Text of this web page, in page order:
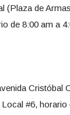
(Plaza de
de 8:00 am a
Cristóbal
#6, horario